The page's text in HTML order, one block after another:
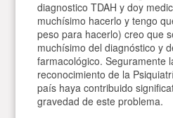
diagnostico TDAH y doy
muchísimo hacerlo y tengo
peso para hacerlo) creo que
muchísimo del diagnóstico y
farmacológico. Seguramente
reconocimiento de la
país haya contribuido
gravedad de este problema.